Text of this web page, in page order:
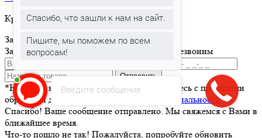
Круглосуточная горячая линия
Заказать товар
Заполните и отправьте форму и мы вам перезвоним
Отправить
*Нажимая кнопку Отправить вы соглашаетесь с правилами
обработки данных и
политикой конфиденциальности
Спасибо! Ваше сообщение отправлено. Мы свяжемся с Вами в
ближайшее время.
Что-то пошло не так! Пожалуйста, попробуйте обновить
Введите сообщение
Спасибо, что зашли к нам на сайт.
Пишите, мы поможем по всем
вопросам!